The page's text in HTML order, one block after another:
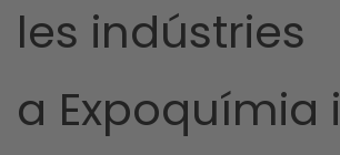
les indústries
a Expoquímia i